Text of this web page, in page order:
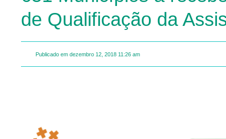
de Qualificação da
Publicado em dezembro 12, 2018 11:26 am